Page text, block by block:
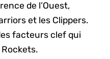
de l’Ouest,
et les Clippers.
facteurs clef qui